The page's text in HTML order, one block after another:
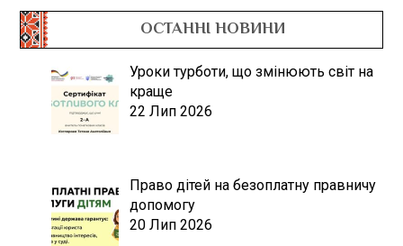
ОСТАННІ НОВИНИ
Уроки турботи, що змінюють світ на
краще
22 Лип 2026
Право дітей на безоплатну правничу
допомогу
20 Лип 2026